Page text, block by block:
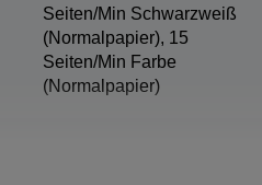
Seiten/Min Schwarzweiß
(Normalpapier), 15
Seiten/Min Farbe
(Normalpapier)